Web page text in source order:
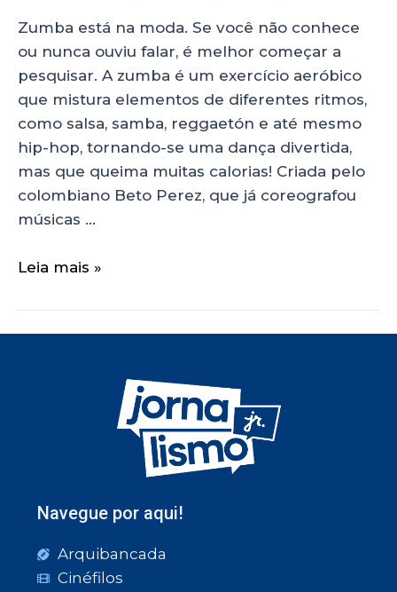
Zumba está na moda. Se você não conhece
ou nunca ouviu falar, é melhor começar a
pesquisar. A zumba é um exercício aeróbico
que mistura elementos de diferentes ritmos,
como salsa, samba, reggaetón e até mesmo
hip-hop, tornando-se uma dança divertida,
mas que queima muitas calorias! Criada pelo
colombiano Beto Perez, que já coreografou
músicas …
Leia mais »
Navegue por aqui!
Arquibancada
Cinéfilos